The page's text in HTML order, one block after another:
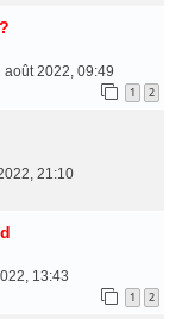
août 2022, 09:49
1 2
21:10
13:43
1 2